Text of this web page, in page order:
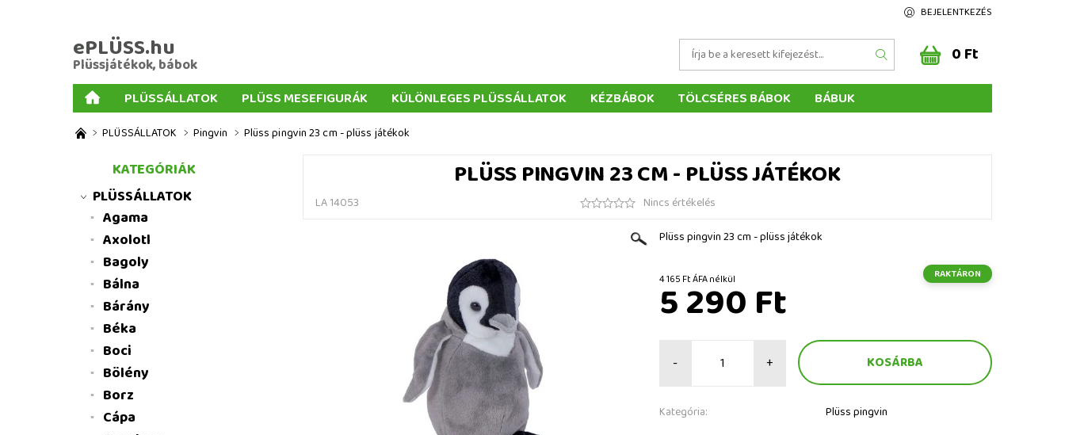
BEJELENTKEZÉS
ePLÜSS.hu
Plüssjátékok, bábok 0 Ft
PLÜSSÁLLATOK PLÜSS MESEFIGURÁK KÜLÖNLEGES PLÜSSÁLLATOK KÉZBÁBOK TÖLCSÉRES BÁBOK
BÁBUK
AJÁNDÉKOK PLÜSSÖKHÖZ
MENNYISÉGI KEDVEZMÉNYEK
ÜZLETI FELTÉTELEK
PLÜSSÁLLATOK Pingvin Plüss pingvin 23 cm - plüss játékok
PLÜSS PINGVIN 23 CM - PLÜSS JÁTÉKOK
LA 14053
Nincs értékelés
Plüss pingvin 23 cm - plüss játékok
4 165 Ft ÁFA nélkül RAKTÁRON
5 290 Ft
- +
Kategória: Plüss pingvin
KATEGÓRIÁK
PLÜSSÁLLATOK
Agama
Axolotl
Bagoly
Bálna
Bárány
Béka
Boci
Bölény
Borz
Cápa